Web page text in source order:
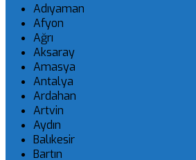
Adıyaman
Afyon
Ağrı
Aksaray
Amasya
Antalya
Ardahan
Artvin
Aydın
Balıkesir
Bartın